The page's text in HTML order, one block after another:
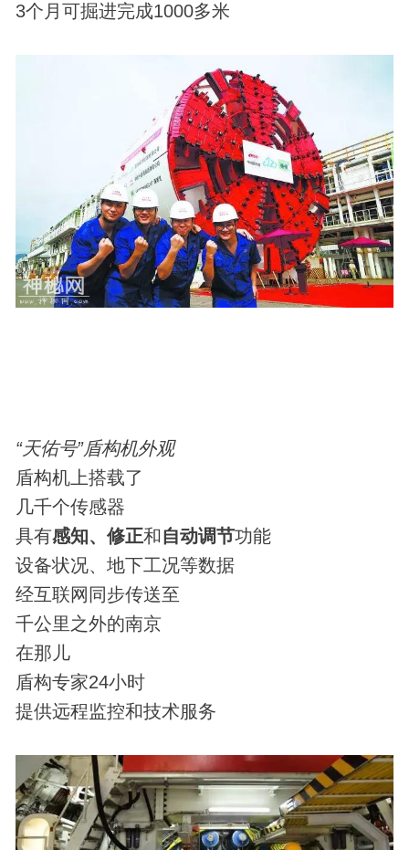
3个月可掘进完成1000多米
“天佑号”盾构机外观
盾构机上搭载了
几千个传感器
具有感知、修正和自动调节功能
设备状况、地下工况等数据
经互联网同步传送至
千公里之外的南京
在那儿
盾构专家24小时
提供远程监控和技术服务